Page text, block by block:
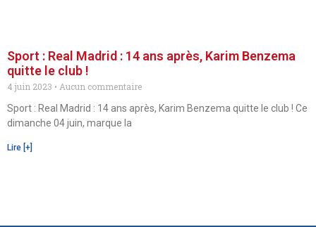
Sport : Real Madrid : 14 ans après, Karim Benzema
quitte le club !
4 juin 2023
Aucun commentaire
Sport : Real Madrid : 14 ans après, Karim Benzema quitte le club ! Ce
dimanche 04 juin, marque la
Lire [+]